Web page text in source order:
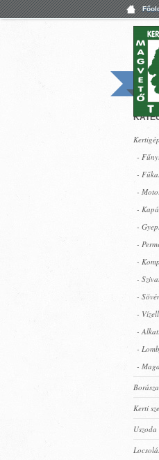
-
-
-
-
-
-
-
-
-
-
-
-
-
Kerti